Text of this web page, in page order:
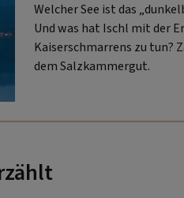
Welcher See ist das
Und was hat Ischl mit der
Kaiserschmarrens zu tun?
dem Salzkammergut.